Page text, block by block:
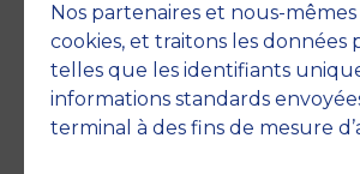
Engagements
Nos partenaires et nous-
cookies, et traitons les données
telles que les identifiants
informations standards
terminal à des fins de mesure